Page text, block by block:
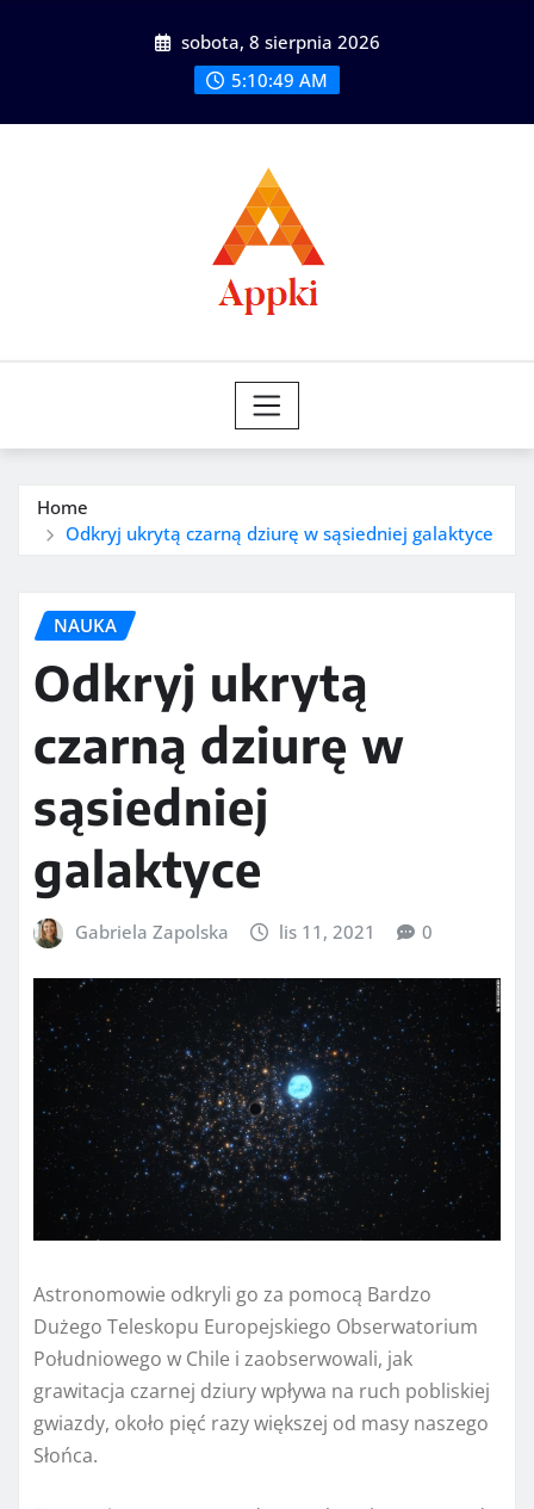
sobota, 8 sierpnia 2026
5:10:51 AM
Home
Odkryj ukrytą czarną dziurę w sąsiedniej galaktyce
NAUKA
Odkryj ukrytą
czarną dziurę w
sąsiedniej
galaktyce
Gabriela Zapolska lis 11, 2021 0
Astronomowie odkryli go za pomocą Bardzo
Dużego Teleskopu Europejskiego Obserwatorium
Południowego w Chile i zaobserwowali, jak
grawitacja czarnej dziury wpływa na ruch pobliskiej
gwiazdy, około pięć razy większej od masy naszego
Słońca.